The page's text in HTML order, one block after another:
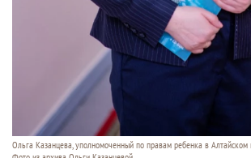
Ольга Казанцева, уполномоченный по правам ребенка в Алтайском